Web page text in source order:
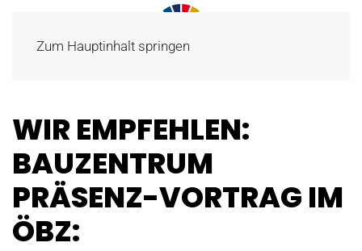
Zum Hauptinhalt springen
WIR EMPFEHLEN:
BAUZENTRUM
PRÄSENZ-VORTRAG IM
ÖBZ: